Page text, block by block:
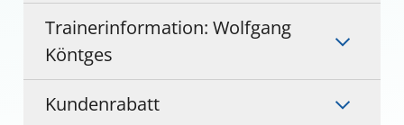
Trainerinformation: Wolfgang
Köntges
Kundenrabatt